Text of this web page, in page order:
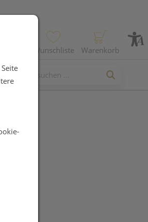
Wunschliste Warenkorb